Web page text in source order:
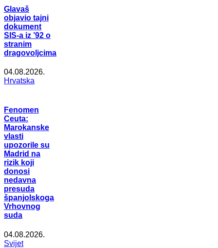
Glavaš
objavio tajni
dokument
SIS-a iz ’92 o
stranim
dragovoljcima
04.08.2026.
Hrvatska
Fenomen
Ceuta:
Marokanske
vlasti
upozorile su
Madrid na
rizik koji
donosi
nedavna
presuda
španjolskoga
Vrhovnog
suda
04.08.2026.
Svijet